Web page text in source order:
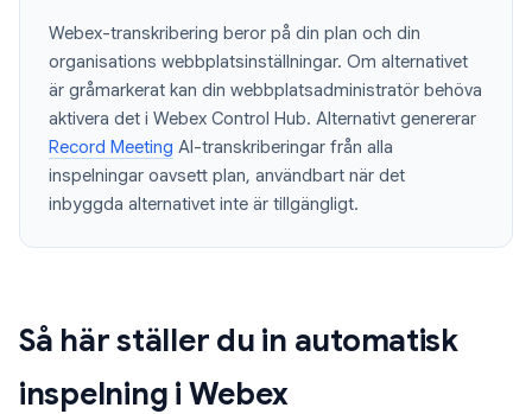
Webex-transkribering beror på din plan och din
organisations webbplatsinställningar. Om alternativet
är gråmarkerat kan din webbplatsadministratör behöva
aktivera det i Webex Control Hub. Alternativt genererar
Record Meeting AI-transkriberingar från alla
inspelningar oavsett plan, användbart när det
inbyggda alternativet inte är tillgängligt.
Så här ställer du in automatisk
inspelning i Webex